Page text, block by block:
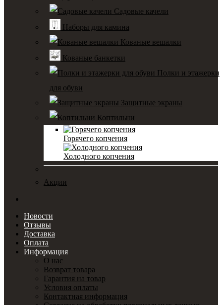
Садовые качели
Наборы для камина
Кованые вешалки
Кованые банкетки
Полки и этажерки
для обуви
Защитные экраны
Коптильни
Горячего копчения
Холодного копчения
Акции
Новости
Отзывы
Доставка
Оплата
Информация
О нас
Возврат товара
Гарантия на товар
Условия оплаты
Контактная информация